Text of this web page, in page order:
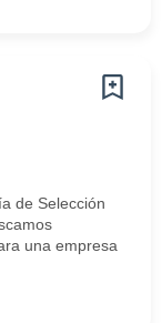
de Selección
una empresa